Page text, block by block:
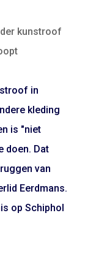
kunstroof
in
kleding
is "niet
doen. Dat
van
Eerdmans.
op Schiphol